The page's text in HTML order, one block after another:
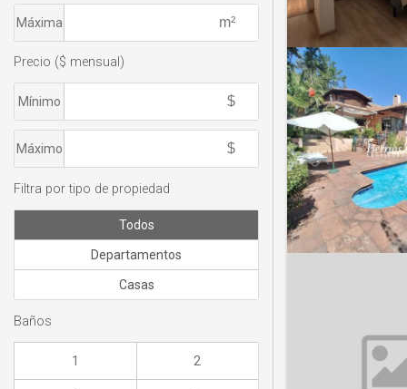
Máxima
Precio ($ mensual)
Mínimo
Máximo
Filtra por tipo de propiedad
Todos
Departamentos
Casas
Baños
1 2